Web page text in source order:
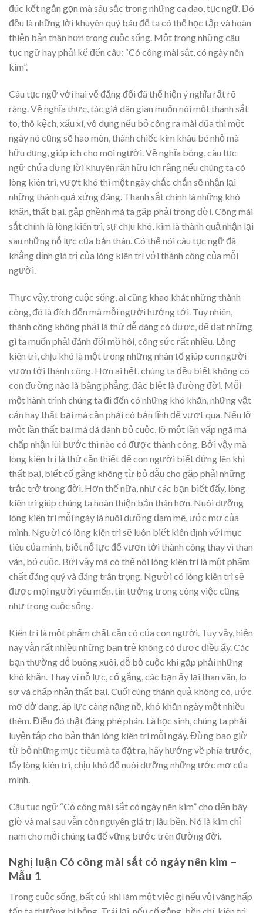
đúc kết ngắn gọn mà sâu sắc trong những ca dao, tục ngữ. Đó
đều là những lời khuyên quý báu để ta có thể học tập và hoàn
thiện bản thân hơn trong cuộc sống. Một trong những câu
tục ngữ hay phải kể đến câu: “Có công mài sắt, có ngày nên
kim”.
Câu tục ngữ với hai vế đăng đối đã thể hiện ý nghĩa rất rõ
ràng. Về nghĩa thực, tác giả dân gian muốn nói một thanh sắt
to, thô kệch, xấu xí, vô dụng nếu bỏ công ra mài dũa thì một
ngày nó cũng sẽ hao mòn, thành chiếc kim khâu bé nhỏ mà
hữu dụng, giúp ích cho mọi người. Về nghĩa bóng, câu tục
ngữ chứa đựng lời khuyên răn hữu ích rằng nếu chúng ta có
lòng kiên trì, vượt khó thì một ngày chắc chắn sẽ nhận lại
những thành quả xứng đáng. Thanh sắt chính là những khó
khăn, thất bại, gập ghềnh mà ta gặp phải trong đời. Công mài
sắt chính là lòng kiên trì, sự chịu khó, kim là thành quả nhận lại
sau những nỗ lực của bản thân. Có thể nói câu tục ngữ đã
khẳng định giá trị của lòng kiên trì với thành công của mỗi
người.
Thực vậy, trong cuộc sống, ai cũng khao khát những thành
công, đó là đích đến mà mỗi người hướng tới. Tuy nhiên,
thành công không phải là thứ dễ dàng có được, để đạt những
gì ta muốn phải đánh đổi mồ hôi, công sức rất nhiều. Lòng
kiên trì, chịu khó là một trong những nhân tố giúp con người
vươn tới thành công. Hơn ai hết, chúng ta đều biết không có
con đường nào là bằng phẳng, đặc biệt là đường đời. Mỗi
một hành trình chúng ta đi đến có những khó khăn, những vật
cản hay thất bại mà cần phải có bản lĩnh để vượt qua. Nếu lỡ
một lần thất bại mà đã đành bỏ cuộc, lỡ một lần vấp ngã mà
chấp nhận lùi bước thì nào có được thành công. Bởi vậy mà
lòng kiên trì là thứ cần thiết để con người biết đứng lên khi
thất bại, biết cố gắng không từ bỏ dẫu cho gặp phải những
trắc trở trong đời. Hơn thế nữa, như các bạn biết đấy, lòng
kiên trì giúp chúng ta hoàn thiện bản thân hơn. Nuôi dưỡng
lòng kiên trì mỗi ngày là nuôi dưỡng đam mê, ước mơ của
mình. Người có lòng kiên trì sẽ luôn biết kiên định với mục
tiêu của mình, biết nỗ lực để vươn tới thành công thay vì than
vãn, bỏ cuộc. Bởi vậy mà có thể nói lòng kiên trì là một phẩm
chất đáng quý và đáng trân trọng. Người có lòng kiên trì sẽ
được mọi người yêu mến, tin tưởng trong công việc cũng
như trong cuộc sống.
Kiên trì là một phẩm chất cần có của con người. Tuy vậy, hiện
nay vẫn rất nhiều những bạn trẻ không có được điều ấy. Các
bạn thường dễ buông xuôi, dễ bỏ cuộc khi gặp phải những
khó khăn. Thay vì nỗ lực, cố gắng, các bạn ấy lại than vãn, lo
sợ và chấp nhận thất bại. Cuối cùng thành quả không có, ước
mơ dở dang, áp lực càng nặng nề, khó khăn ngày một nhiều
thêm. Điều đó thật đáng phê phán. Là học sinh, chúng ta phải
luyện tập cho bản thân lòng kiên trì mỗi ngày. Đừng bao giờ
từ bỏ những mục tiêu mà ta đặt ra, hãy hướng về phía trước,
lấy lòng kiên trì, chịu khó để nuôi dưỡng những ước mơ của
mình.
Câu tục ngữ “Có công mài sắt có ngày nên kim” cho đến bây
giờ và mai sau vẫn còn nguyên giá trị lâu bền. Nó là kim chỉ
nam cho mỗi chúng ta để vững bước trên đường đời.
Nghị luận Có công mài sắt có ngày nên kim –
Mẫu 1
Trong cuộc sống, bất cứ khi làm một việc gì nếu vội vàng hấp